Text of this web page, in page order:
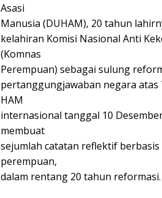
Asasi
Manusia (DUHAM), 20 tahun
kelahiran Komisi Nasional Anti
(Komnas
Perempuan) sebagai sulung
pertanggungjawaban negara
HAM
internasional tanggal 10
membuat
sejumlah catatan reflektif
perempuan,
dalam rentang 20 tahun reformasi.